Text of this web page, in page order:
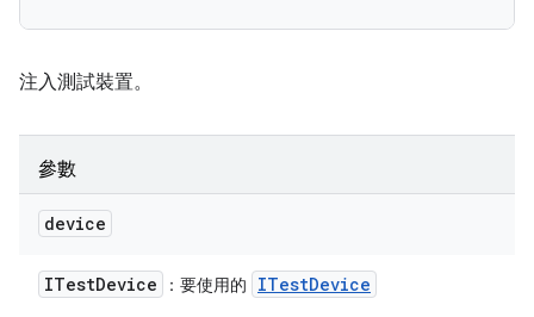
注入測試裝置。
參數
device
ITestDevice ：要使用的 ITestDevice